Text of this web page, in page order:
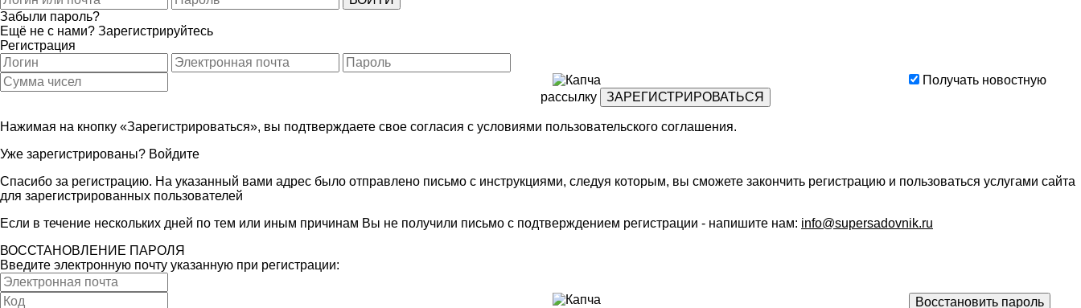
Забыли пароль?
Ещё не с нами? Зарегистрируйтесь
Регистрация
Получать новостную
рассылку
Нажимая на кнопку «Зарегистрироваться», вы подтверждаете свое согласия с условиями пользовательского соглашения.
Уже зарегистрированы? Войдите
Спасибо за регистрацию. На указанный вами адрес было отправлено письмо с инструкциями, следуя которым, вы сможете закончить регистрацию и пользоваться услугами сайта
для зарегистрированных пользователей
Если в течение нескольких дней по тем или иным причинам Вы не получили письмо с подтверждением регистрации - напишите нам: info@supersadovnik.ru
ВОССТАНОВЛЕНИЕ ПАРОЛЯ
Введите электронную почту указанную при регистрации: